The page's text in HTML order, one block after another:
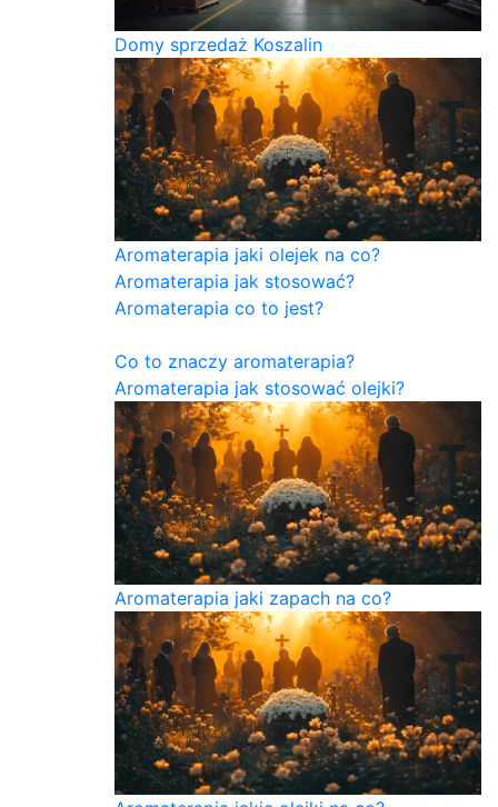
Domy sprzedaż Koszalin
Aromaterapia jaki olejek na co?
Aromaterapia jak stosować?
Aromaterapia co to jest?
Co to znaczy aromaterapia?
Aromaterapia jak stosować olejki?
Aromaterapia jaki zapach na co?